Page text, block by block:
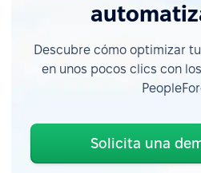
Descubre cómo optimizar
en unos pocos clics con
Solicita una